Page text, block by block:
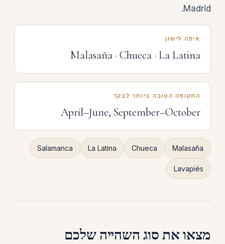
Madrid.
איפה לישון
Malasaña · Chueca · La Latina
התקופה הטובה ביותר לבקר
April–June, September–October
Malasaña
Chueca
La Latina
Salamanca
Lavapiés
מצאו את סוג השהייה שלכם